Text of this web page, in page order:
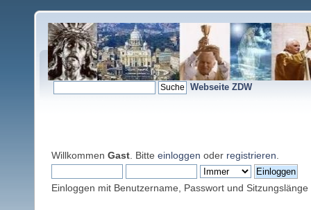
Webseite ZDW
Willkommen Gast . Bitte einloggen oder registrieren
Einloggen mit Benutzername, Passwort und Sitzungslänge